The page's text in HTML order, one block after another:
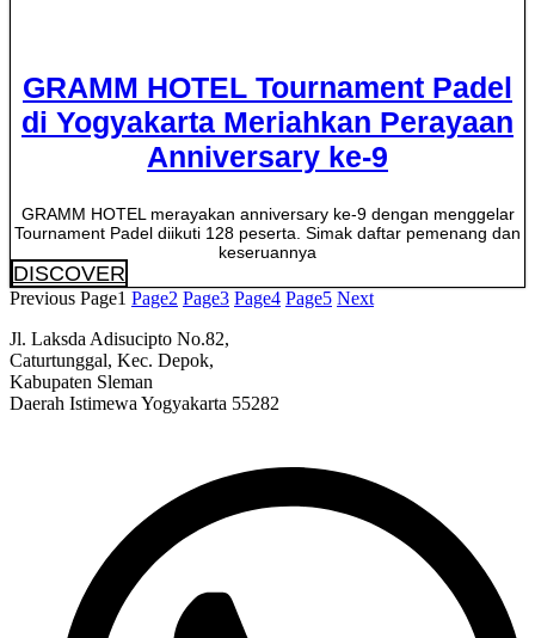
GRAMM HOTEL Tournament Padel
di Yogyakarta Meriahkan Perayaan
Anniversary ke-9
GRAMM HOTEL merayakan anniversary ke-9 dengan menggelar
Tournament Padel diikuti 128 peserta. Simak daftar pemenang dan
keseruannya
DISCOVER
Previous Page1 Page2 Page3 Page4 Page5 Next
Jl. Laksda Adisucipto No.82,
Caturtunggal, Kec. Depok,
Kabupaten Sleman
Daerah Istimewa Yogyakarta 55282